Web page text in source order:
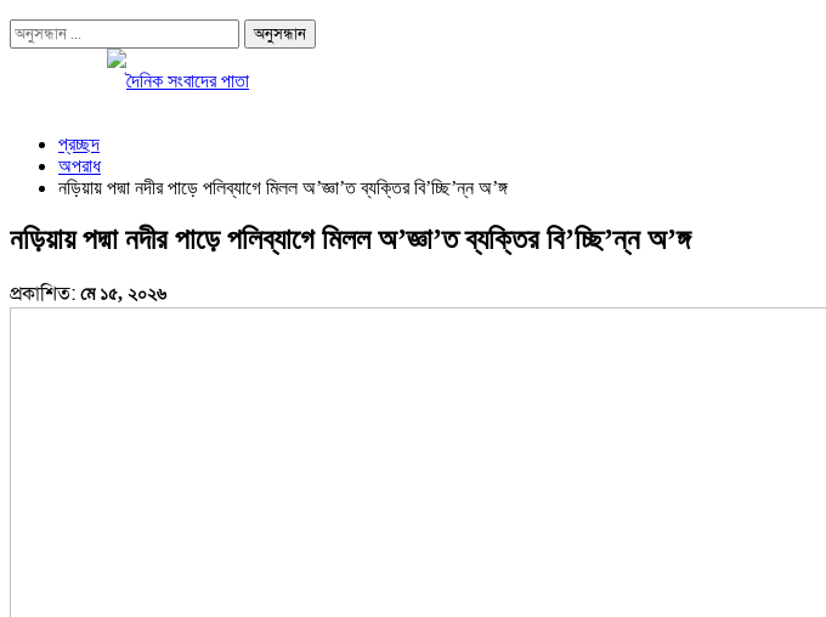
প্রচ্ছদ
অপরাধ
নড়িয়ায় পদ্মা নদীর পাড়ে পলিব্যাগে মিলল অ’জ্ঞা’ত ব্যক্তির বি’চ্ছি’ন্ন অ’ঙ্গ
নড়িয়ায় পদ্মা নদীর পাড়ে পলিব্যাগে মিলল অ’জ্ঞা’ত ব্যক্তির বি’চ্ছি’ন্ন অ’ঙ্গ
প্রকাশিত: মে ১৫, ২০২৬